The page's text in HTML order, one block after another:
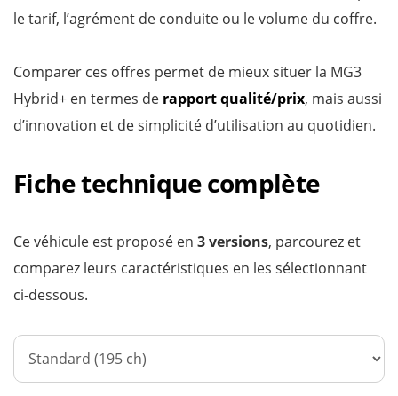
le tarif, l’agrément de conduite ou le volume du coffre.
Comparer ces offres permet de mieux situer la MG3
Hybrid+ en termes de rapport qualité/prix, mais aussi
d’innovation et de simplicité d’utilisation au quotidien.
Fiche technique complète
Ce véhicule est proposé en 3 versions, parcourez et
comparez leurs caractéristiques en les sélectionnant
ci-dessous.